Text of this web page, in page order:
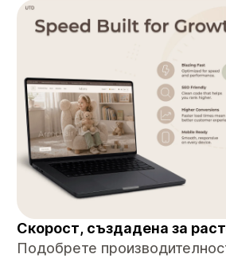
Скорост, създадена за
Подобрете